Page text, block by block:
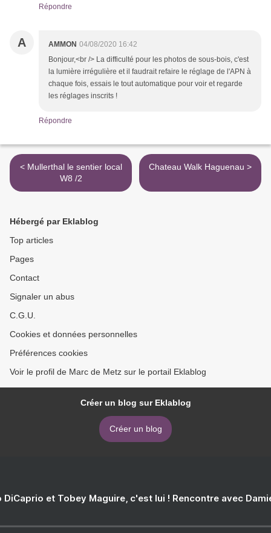
Répondre
A AMMON 04/08/2020 16:42
Bonjour,<br /> La difficulté pour les photos de sous-bois, c'est
la lumière irrégulière et il faudrait refaire le réglage de l'APN à
chaque fois, essais le tout automatique pour voir et regarde
les réglages inscrits !
Répondre
< Mullerthal le sentier local
W8 /2
Chateau Walk Haguenau >
Hébergé par Eklablog
Top articles
Pages
Contact
Signaler un abus
C.G.U.
Cookies et données personnelles
Préférences cookies
Voir le profil de Marc de Metz sur le portail Eklablog
Créer un blog sur Eklablog
Créer un blog
DiCaprio et Tobey Maguire, c'est lui ! Rencontre avec